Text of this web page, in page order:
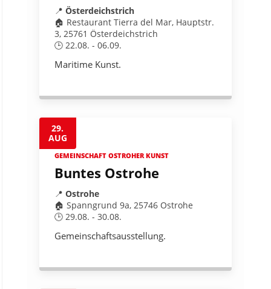
📍 Österdeichstrich
🏠 Restaurant Tierra del Mar, Hauptstr.
3, 25761 Österdeichstrich
🕒 22.08. - 06.09.
Maritime Kunst.
29.
AUG
GEMEINSCHAFT OSTROHER KUNST
Buntes Ostrohe
📍 Ostrohe
🏠 Spanngrund 9a, 25746 Ostrohe
🕒 29.08. - 30.08.
Gemeinschaftsausstellung.